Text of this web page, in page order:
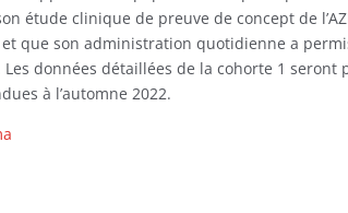
étude clinique de preuve de concept de
que son administration quotidienne a
Les données détaillées de la cohorte 1 seront
à l’automne 2022.